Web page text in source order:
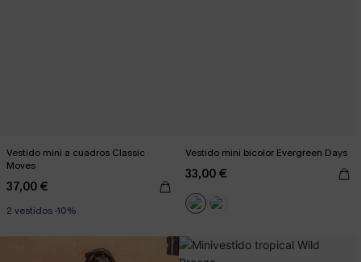
Vestido mini a cuadros Classic
Moves
37,00 €
2 vestidos -10%
Vestido mini bicolor Evergreen Days
33,00 €